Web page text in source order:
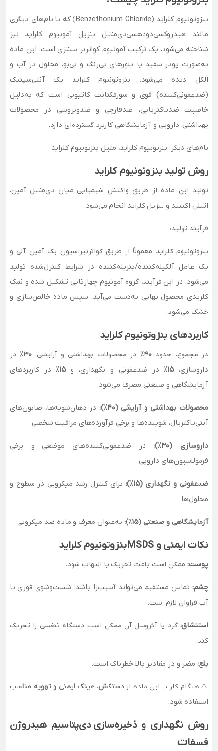
بنزوتونیوم کلراید (Benzethonium Chloride) که با نام‌های دیگری
مانند هیدروکسی‌دودهسی‌دی‌متیل بنزیل آمونیوم کلراید نیز
شناخته می‌شود، یک ترکیب آمونیوم کواترنر سنتزی است. این ماده
به‌صورت پودر سفید یا بلورهای بی‌رنگ و بی‌بو، محلول در آب و
الکل دیده می‌شود. بنزوتونیوم کلراید یک آنتی‌سپتیک
(ضدعفونی‌کننده) قوی و سورفکتانت کاتیونی است که به‌دلیل
خاصیت ضدباکتریایی، ضدقارچی و ضدویروسی در محصولات
بهداشتی، دارویی و آزمایشگاهی کاربرد گسترده‌ای دارد.
نام‌های دیگر: بنزتونیوم کلراید، متیل بنزتونیوم کلراید
روش تولید بنزوتونیوم کلراید
تولید این ماده از طریق واکنش شیمیایی میان دی‌متیل آمین،
اتیلن اکسید و بنزیل کلراید انجام می‌شود.
فرآیند تولید:
بنزوتونیوم کلراید معمولاً از طریق کواترنیزاسیون یک آمین آلی و
یک عامل آلکیله‌کننده/بنزیله‌کننده در شرایط کنترل‌شده تولید
می‌شود. در این فرآیند، گروه آمونیوم چهارتایی تشکیل شده و نمک
کلریدی محصول نهایی به‌دست می‌آید. سپس ماده خالص‌سازی و
خشک می‌شود.
کاربردهای بنزوتونیوم کلراید
در مجموع، حدود ۴۰٪ در محصولات بهداشتی و آرایشی، ۳۰٪ در
داروسازی،۱۵٪ در ضدعفونی و نگهداری، و۱۵٪ در کاربردهای
آزمایشگاهی و صنعتی مصرف می‌شود.
محصولات بهداشتی و آرایشی (۴۰٪):
در دهان‌شویه‌ها، صابون‌های
آنتی‌باکتریال، شوینده‌ها و برخی فرآورده‌های مراقبت شخصی
داروسازی (۳۰٪):
در ضدعفونی‌کننده‌های موضعی و برخی
فرمولاسیون‌های دارویی
ضدعفونی و نگهداری (۱۵٪):
برای کنترل رشد میکروبی در سطوح و
محلول‌ها
آزمایشگاهی و صنعتی (۱۵٪): به‌عنوان معرف و ماده ضد میکروبی
نکات ایمنی و MSDS بنزوتونیوم کلراید
پوست: ممکن است باعث تحریک یا التهاب شود.
چشم: تماس مستقیم می‌تواند آسیب‌زا باشد؛ شست‌وشوی فوری با
آب فراوان لازم است.
استنشاق: گرد یا آئروسل آن ممکن است دستگاه تنفسی را تحریک
کند.
بلع: مضر و در مقادیر بالا خطرناک است.
⚠️ هنگام کار با این ماده ازدستکش، عینک ایمنی و تهویه مناسب
استفاده شود.
روش نگهداری و ذخیره‌سازی دی‌پتاسیم هیدروژن
فسفات